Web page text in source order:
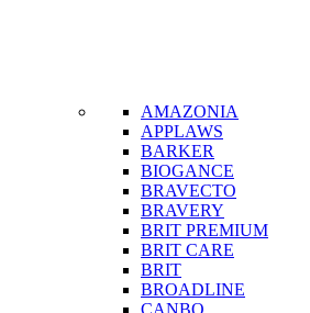
AMAZONIA
APPLAWS
BARKER
BIOGANCE
BRAVECTO
BRAVERY
BRIT PREMIUM
BRIT CARE
BRIT
BROADLINE
CANBO